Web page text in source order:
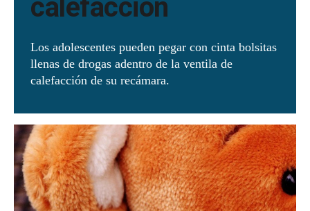
calefacción
Los adolescentes pueden pegar con cinta bolsitas
llenas de drogas adentro de la ventila de
calefacción de su recámara.